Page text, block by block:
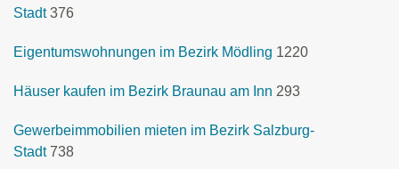
Stadt 376
Eigentumswohnungen im Bezirk Mödling 1220
Häuser kaufen im Bezirk Braunau am Inn 293
Gewerbeimmobilien mieten im Bezirk Salzburg-
Stadt 738